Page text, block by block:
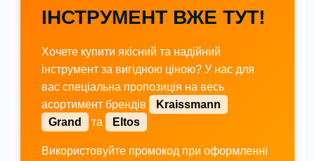
ІНСТРУМЕНТ ВЖЕ ТУТ!
Хочете купити якісний та надійний
інструмент за вигідною ціною? У нас для
вас спеціальна пропозиція на весь
асортимент брендів
Kraissmann
Grand
та Eltos
Використовуйте промокод при оформленні